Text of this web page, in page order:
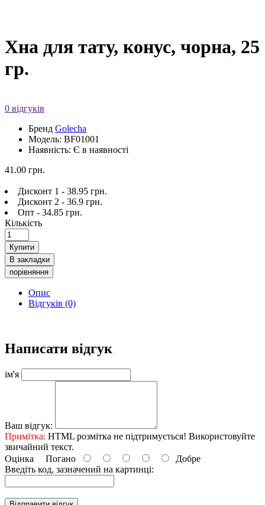
Хна для тату, конус, чорна, 25
гр.
0 відгуків
Бренд Golecha
Модель: BF01001
Наявність: Є в наявності
41.00 грн.
Дисконт 1 - 38.95 грн.
Дисконт 2 - 36.9 грн.
Опт - 34.85 грн.
Кількість
Купити
В закладки
порівняння
Опис
Відгуків (0)
Написати відгук
ім'я
Ваш відгук:
Примітка: HTML розмітка не підтримується! Використовуйте
звичайний текст.
Оцінка Погано
Добре
Введіть код, зазначений на картинці: